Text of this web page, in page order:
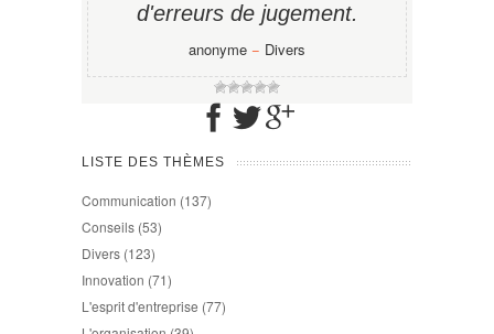
d'erreurs de jugement.
anonyme − Divers
LISTE DES THÈMES
Communication (137)
Conseils (53)
Divers (123)
Innovation (71)
L'esprit d'entreprise (77)